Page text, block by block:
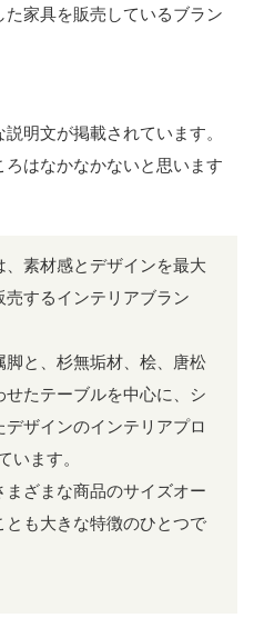
家具を販売しているブラン
明文が掲載されています。
ろはなかなかないと思います
、素材感とデザインを最大
するインテリアブラン
と、杉無垢材、桧、唐松
たテーブルを中心に、シ
ザインのインテリアプロ
ます。
ざまな商品のサイズオー
も大きな特徴のひとつで